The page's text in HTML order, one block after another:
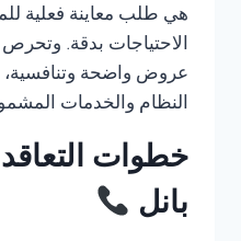
هي طلب معاينة فعلية
الاحتياجات بدقة. وتحرص
عروض واضحة
النظام والخدمات
خطوات
بانل